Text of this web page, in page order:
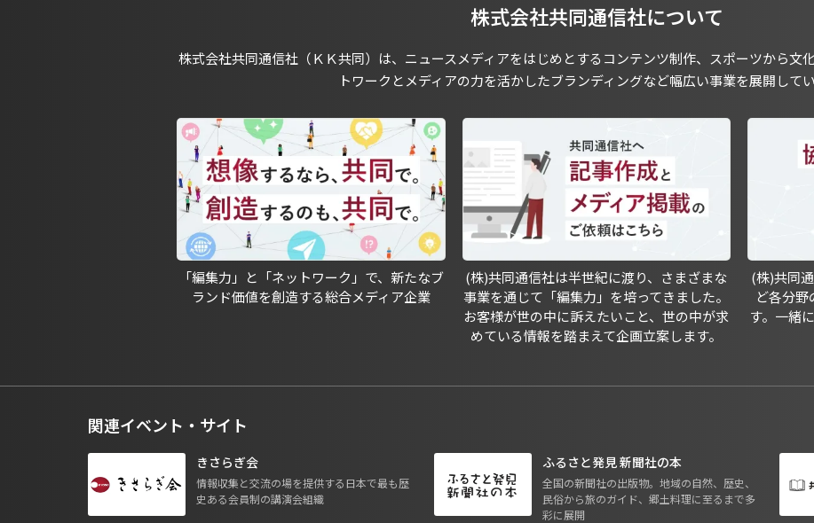
株式会社共同通信社について
株式会社共同通信社（ＫＫ共同）は、ニュースメディアをはじめとするコンテンツ制作、スポーツから文
トワークとメディアの力を活かしたブランディングなど幅広い事業を展開してい
「編集力」と「ネットワーク」で、新たなブ
ランド価値を創造する総合メディア企業
(株)共同通信社は半世紀に渡り、さまざまな
事業を通じて「編集力」を培ってきました。
お客様が世の中に訴えたいこと、世の中が求
めている情報を踏まえて企画立案します。
(株)共同
ど各分
す。一緒
関連イベント・サイト
きさらぎ会
情報収集と交流の場を提供する日本で最も歴
史ある会員制の講演会組織
ふるさと発見 新聞社の本
全国の新聞社の出版物。地域の自然、歴史、
民俗から旅のガイド、郷土料理に至るまで多
彩に展開